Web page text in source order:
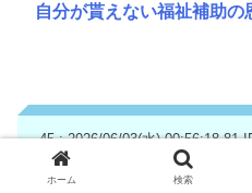
自分が貰えない福祉補助の
45 : 2026/06/03(水) 00:56:18.81
ホーム 検索